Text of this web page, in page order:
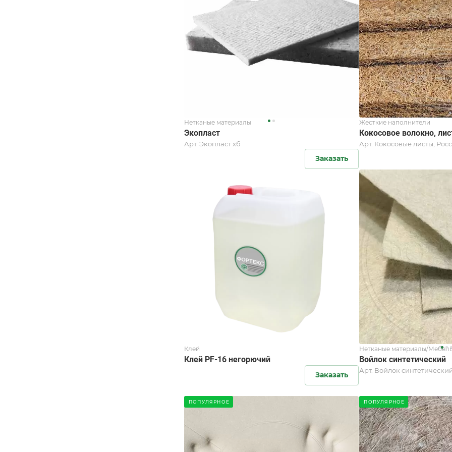
Нетканые материалы
Экопласт
Арт. Экопласт хб
Заказать
Жесткие наполнители
Кокосовое волокно,
Арт. Кокосовые листы,
Клей
Клей PF-16 негорючий
Заказать
Нетканые материалы/
Войлок синтетический
Арт. Войлок
ПОПУЛЯРНОЕ ПОПУЛЯРНОЕ